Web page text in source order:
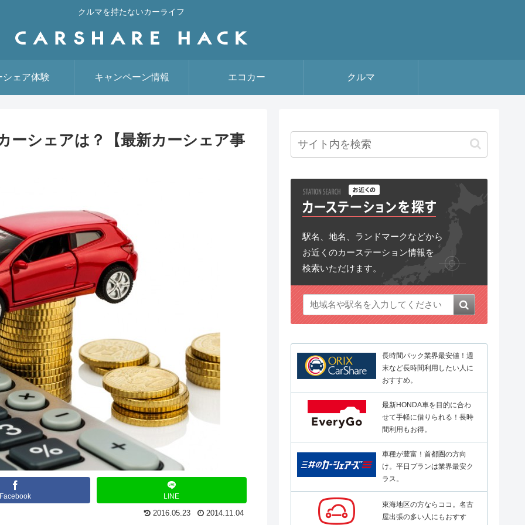
クルマを持たないカーライフ
シェア体験 キャンペーン情報 エコカー クルマ
ーシェアは？【最新カーシェア事
LINE
2016.05.23 2014.11.04
駅名、地名、ランドマークなどから
お近くのカーステーション情報を
検索いただけます。
長時間パック業界最安値！週
末など長時間利用したい人に
おすすめ。
最新HONDA車を目的に合わ
せて手軽に借りられる！長時
間利用もお得。
車種が豊富！首都圏の方向
け。平日プランは業界最安ク
ラス。
東海地区の方ならココ。名古
屋出張の多い人にもおすす